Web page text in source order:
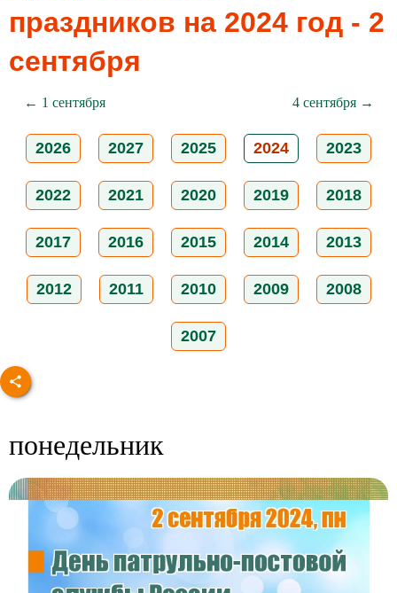
праздников на 2024 год - 2
сентября
← 1 сентября 4 сентября →
2026 2027 2025 2024 2023
2022 2021 2020 2019 2018
2017 2016 2015 2014 2013
2012 2011 2010 2009 2008
2007
понедельник